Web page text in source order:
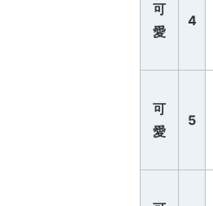
可
愛
4
可
愛
5